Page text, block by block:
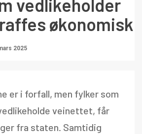
vedlikeholder
økonomisk
2025
er i forfall, men fylker som
veinettet, får
fra staten. Samtidig